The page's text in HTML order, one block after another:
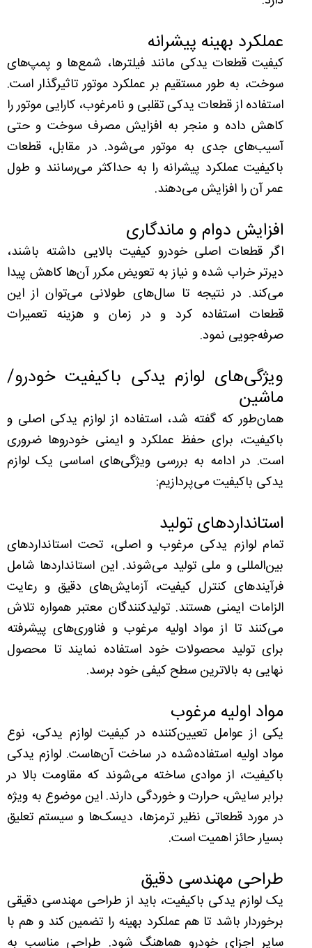
عملکرد بهینه پیشرانه
کیفیت قطعات یدکی مانند فیلترها، شمع‌ها و پمپ‌های
سوخت، به طور مستقیم بر عملکرد موتور تاثیرگذار است.
استفاده از قطعات یدکی تقلبی و نامرغوب، کارایی موتور را
کاهش داده و منجر به افزایش مصرف سوخت و حتی
آسیب‌های جدی به موتور می‌شود. در مقابل، قطعات
باکیفیت عملکرد پیشرانه را به حداکثر می‌رسانند و طول
عمر آن را افزایش می‌دهند.
افزایش دوام و ماندگاری
اگر قطعات اصلی خودرو کیفیت بالایی داشته باشند،
دیرتر خراب شده و نیاز به تعویض مکرر آن‌ها کاهش پیدا
می‌کند. در نتیجه تا سال‌های طولانی می‌توان از این
قطعات استفاده کرد و در زمان و هزینه تعمیرات
صرفه‌جویی نمود.
ویژگی‌های لوازم یدکی باکیفیت خودرو/
ماشین
همان‌طور که گفته شد، استفاده از لوازم یدکی اصلی و
باکیفیت، برای حفظ عملکرد و ایمنی خودروها ضروری
است. در ادامه به بررسی ویژگی‌های اساسی یک لوازم
یدکی باکیفیت می‌پردازیم:
استانداردهای تولید
تمام لوازم یدکی مرغوب و اصلی، تحت استانداردهای
بین‌المللی و ملی تولید می‌شوند. این استانداردها شامل
فرآیندهای کنترل کیفیت، آزمایش‌های دقیق و رعایت
الزامات ایمنی هستند. تولیدکنندگان معتبر همواره تلاش
می‌کنند تا از مواد اولیه مرغوب و فناوری‌های پیشرفته
برای تولید محصولات خود استفاده نمایند تا محصول
نهایی به بالاترین سطح کیفی خود برسد.
مواد اولیه مرغوب
یکی از عوامل تعیین‌کننده در کیفیت لوازم یدکی، نوع
مواد اولیه استفاده‌شده در ساخت آن‌هاست. لوازم یدکی
باکیفیت، از موادی ساخته می‌شوند که مقاومت بالا در
برابر سایش، حرارت و خوردگی دارند. این موضوع به ویژه
در مورد قطعاتی نظیر ترمزها، دیسک‌ها و سیستم تعلیق
بسیار حائز اهمیت است.
طراحی مهندسی دقیق
یک لوازم یدکی با‌کیفیت، باید از طراحی مهندسی دقیقی
برخوردار باشد تا هم عملکرد بهینه را تضمین کند و هم با
سایر اجزای خودرو هماهنگ شود. طراحی مناسب به